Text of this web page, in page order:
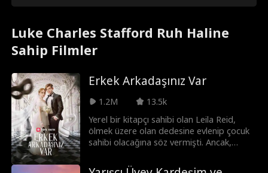
Luke Charles Stafford Ruh Haline
Sahip Filmler
Erkek Arkadaşınız Var
1.2M
13.5k
Yerel bir kitapçı sahibi olan Leila Reid,
ölmek üzere olan dedesine evlenip çocuk
sahibi olacağına söz vermişti. Ancak,
aldattığında her şey alt üst olur. Sözünü